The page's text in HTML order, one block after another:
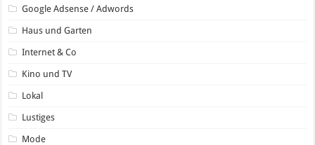
Google Adsense / Adwords
Haus und Garten
Internet & Co
Kino und TV
Lokal
Lustiges
Mode